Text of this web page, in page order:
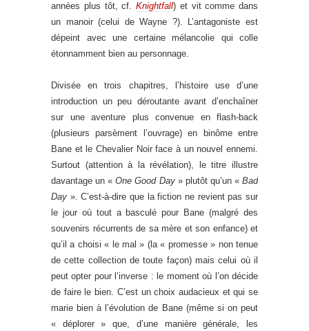
années plus tôt, cf. Knightfall) et vit comme dans
un manoir (celui de Wayne ?). L’antagoniste est
dépeint avec une certaine mélancolie qui colle
étonnamment bien au personnage.
Divisée en trois chapitres, l’histoire use d’une
introduction un peu déroutante avant d’enchaîner
sur une aventure plus convenue en flash-back
(plusieurs parsèment l’ouvrage) en binôme entre
Bane et le Chevalier Noir face à un nouvel ennemi.
Surtout (attention à la révélation), le titre illustre
davantage un «One Good Day» plutôt qu’un «Bad
Day ». C’est-à-dire que la fiction ne revient pas sur
le jour où tout a basculé pour Bane (malgré des
souvenirs récurrents de sa mère et son enfance) et
qu’il a choisi « le mal » (la « promesse » non tenue
de cette collection de toute façon) mais celui où il
peut opter pour l’inverse : le moment où l’on décide
de faire le bien. C’est un choix audacieux et qui se
marie bien à l’évolution de Bane (même si on peut
« déplorer » que, d’une manière générale, les